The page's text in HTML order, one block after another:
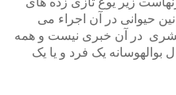
حیوانی در آن اجراء می
بشری در آن خبری نیست و همه
بوالهوسانه یک فرد و یا یک